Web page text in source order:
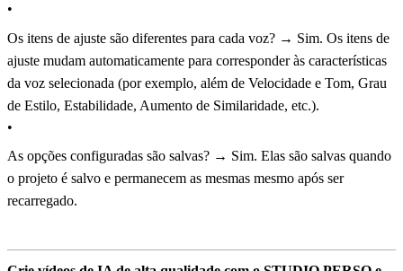
•
Os itens de ajuste são diferentes para cada voz? → Sim. Os itens de
ajuste mudam automaticamente para corresponder às características
da voz selecionada (por exemplo, além de Velocidade e Tom, Grau
de Estilo, Estabilidade, Aumento de Similaridade, etc.).
•
As opções configuradas são salvas? → Sim. Elas são salvas quando
o projeto é salvo e permanecem as mesmas mesmo após ser
recarregado.